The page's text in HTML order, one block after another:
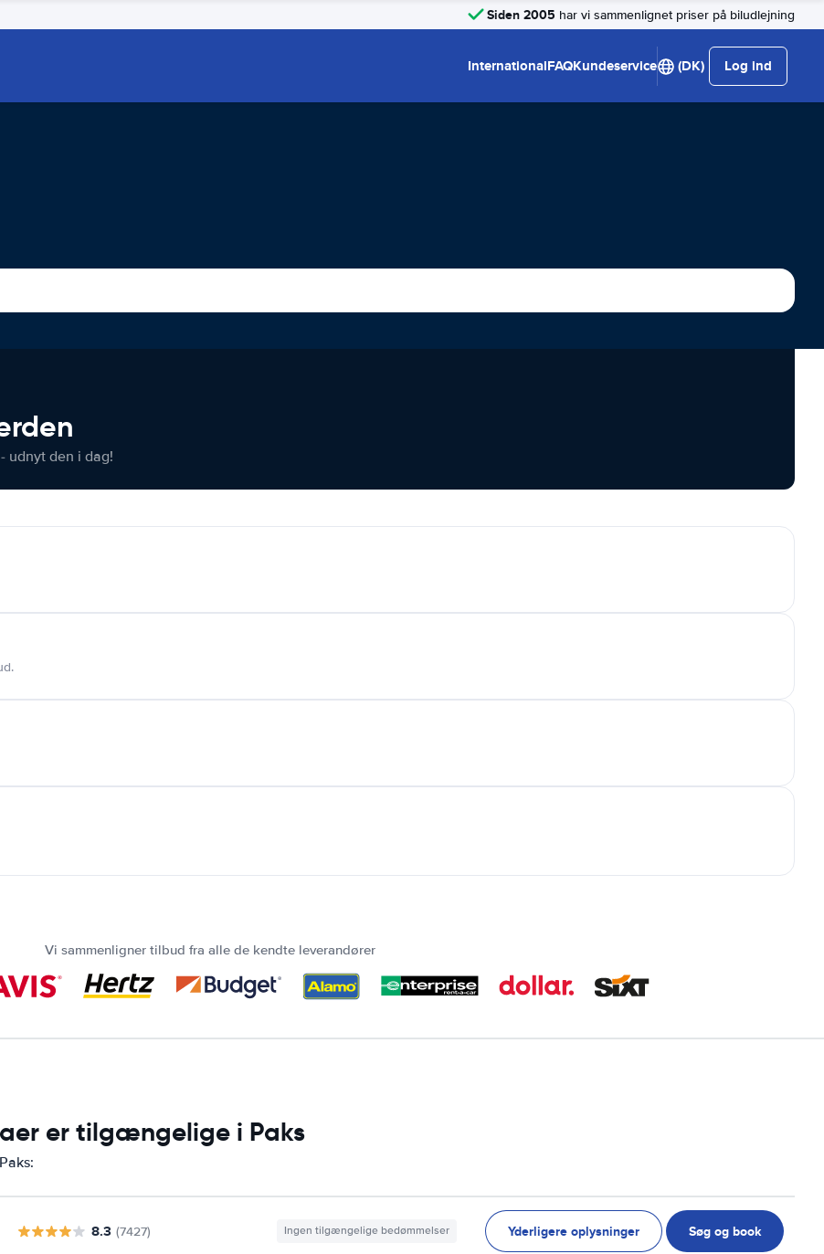
Siden 2005 har vi sammenlignet priser på biludlejning
InternationalFAQKundeservice (DK) Log ind
udnyt den i dag!
Vi sammenligner tilbud fra alle de kendte leverandører
er tilgængelige i Paks
8.3 (7427) Ingen tilgængelige bedømmelser Yderligere oplysninger Søg og book